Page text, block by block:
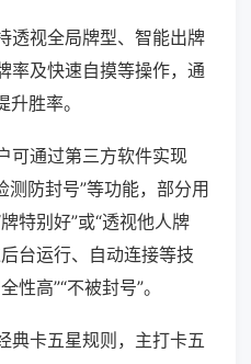
透视全局牌型、智能出牌
率及快速自摸等操作，通
胜率。
可通过第三方软件实现
测防封号”等功能，部分用
特别好”或“透视他人牌
台运行、自动连接等技
性高”“不被封号”。
典卡五星规则，主打卡五